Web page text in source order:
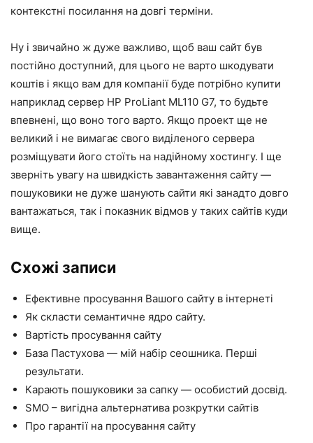
контекстні посилання на довгі терміни.
Ну і звичайно ж дуже важливо, щоб ваш сайт був
постійно доступний, для цього не варто шкодувати
коштів і якщо вам для компанії буде потрібно купити
наприклад сервер HP ProLiant ML110 G7, то будьте
впевнені, що воно того варто. Якщо проект ще не
великий і не вимагає свого виділеного сервера
розміщувати його стоїть на надійному хостингу. І ще
зверніть увагу на швидкість завантаження сайту —
пошуковики не дуже шанують сайти які занадто довго
вантажаться, так і показник відмов у таких сайтів куди
вище.
Схожі записи
Ефективне просування Вашого сайту в інтернеті
Як скласти семантичне ядро сайту.
Вартість просування сайту
База Пастухова — мій набір сеошника. Перші
результати.
Карають пошуковики за сапку — особистий досвід.
SMO – вигідна альтернатива розкрутки сайтів
Про гарантії на просування сайту